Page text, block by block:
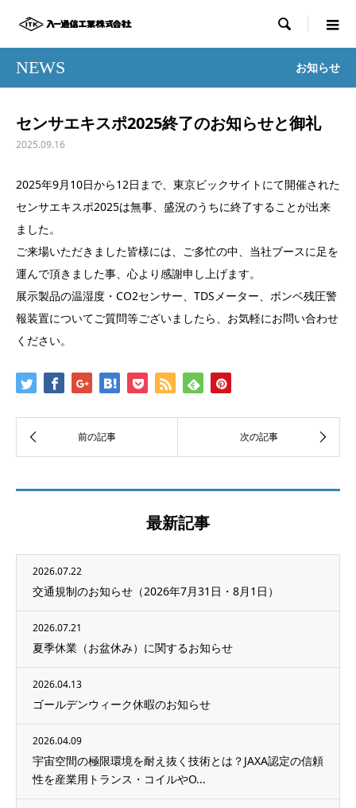

NEWS お知らせ
センサエキスポ2025終了のお知らせと御礼
2025.09.16
2025年9月10日から12日まで、東京ビックサイトにて開催された
センサエキスポ2025は無事、盛況のうちに終了することが出来
ました。
ご来場いただきました皆様には、ご多忙の中、当社ブースに足を
運んで頂きました事、心より感謝申し上げます。
展示製品の温湿度・CO2センサー、TDSメーター、ボンベ残圧警
報装置についてご質問等ございましたら、お気軽にお問い合わせ
ください。
最新記事
2026.07.22
交通規制のお知らせ（2026年7月31日・8月1日）
2026.07.21
夏季休業（お盆休み）に関するお知らせ
2026.04.13
ゴールデンウィーク休暇のお知らせ
2026.04.09
宇宙空間の極限環境を耐え抜く技術とは？JAXA認定の信頼
性を産業用トランス・コイルやO...